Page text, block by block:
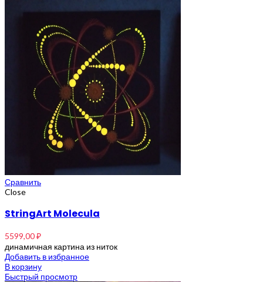
Сравнить
Close
StringArt Molecula
5599,00₽
динамичная картина из ниток
Добавить в избранное
В корзину
Быстрый просмотр